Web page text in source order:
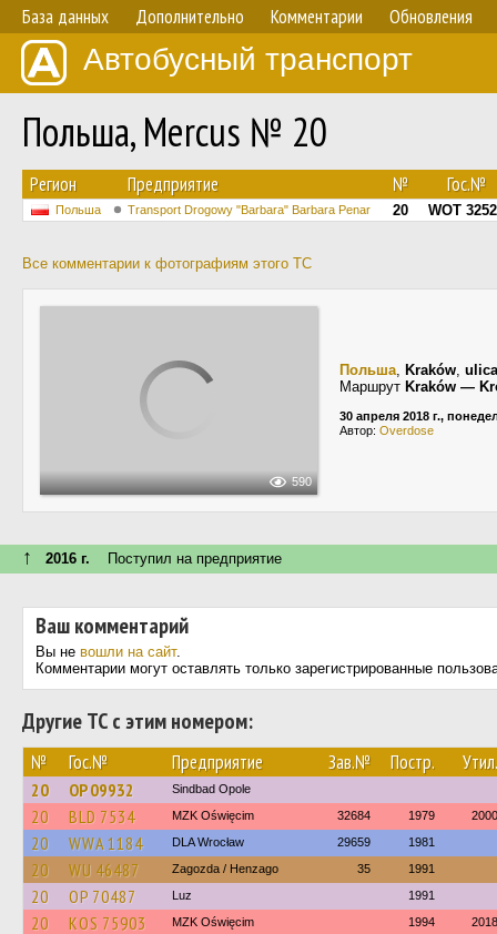
База данных Дополнительно Комментарии Обновления
Автобусный транспорт
Польша, Mercus № 20
Регион Предприятие № Гос.№
Польша Transport Drogowy "Barbara" Barbara Penar 20 WOT
Все комментарии к фотографиям этого ТС
590
Польша, Kraków,
Маршрут Kraków —
30 апреля 2018 г.,
Автор: Overdose
↑ 2016 г. Поступил на предприятие
Ваш комментарий
Вы не вошли на сайт.
Комментарии могут оставлять только зарегистрированные
Другие ТС с этим номером:
№ Гос.№ Предприятие Зав.№ Постр. Утил.
20 OP 09932 Sindbad Opole
20 BLD 7534 MZK Oświęcim 32684 1979 2000
20 WWA 1184 DLA Wrocław 29659 1981
20 WU 46487 Zagozda / Henzago 35 1991
20 OP 70487 Luz 1991
20 KOS 75903 MZK Oświęcim 1994 2018